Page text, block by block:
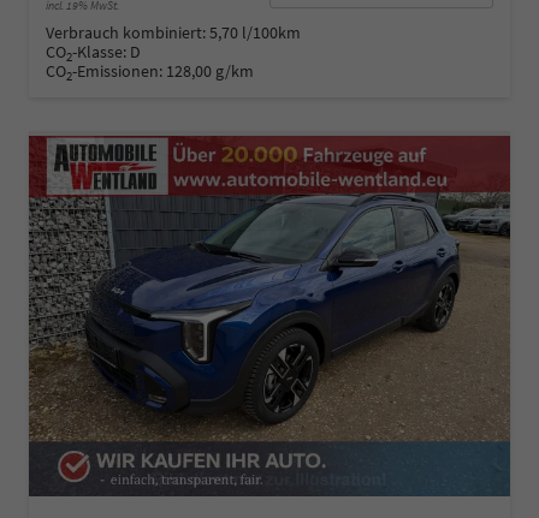
incl. 19% MwSt.
Verbrauch kombiniert:5,70 l/100km
CO2-Klasse: D
CO2-Emissionen: 128,00 g/km